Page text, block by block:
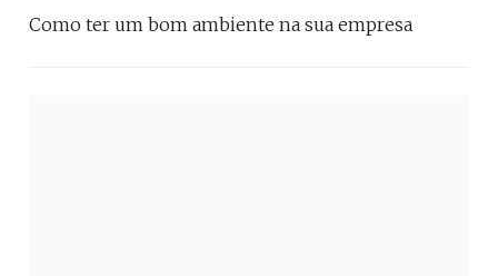
Como ter um bom ambiente na sua empresa